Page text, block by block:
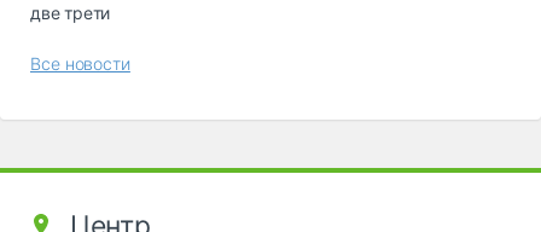
две трети
Все новости